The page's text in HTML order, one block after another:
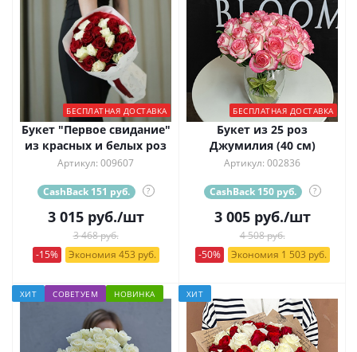
БЕСПЛАТНАЯ ДОСТАВКА
Букет "Первое свидание"
из красных и белых роз
Артикул: 009607
CashBack 151 руб. ?
3 015руб./шт
3 468 руб.
-15%
Экономия 453 руб.
БЕСПЛАТНАЯ ДОСТАВКА
Букет из 25 роз
Джумилия (40 см)
Артикул: 002836
CashBack 150 руб. ?
3 005руб./шт
4 508 руб.
-50%
Экономия 1 503 руб.
ХИТ СОВЕТУЕМ НОВИНКА ХИТ